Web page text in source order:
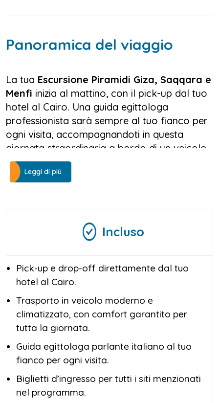
Panoramica del viaggio
La tua Escursione Piramidi Giza, Saqqara e
Menfi inizia al mattino, con il pick-up dal tuo
hotel al Cairo. Una guida egittologa
professionista sarà sempre al tuo fianco per
ogni visita, accompagnandoti in questa
giornata straordinaria a bordo di un veicolo
moderno e climatizzato per il massimo
comfort.
Micerino. Potrai scoprire i segreti della loro
costruzione, ammirare l’enigmatica Sfinge e
desideri, potrai rendere la tuaEscursione
Piramidi Gizaancora più speciale con
esperienze facoltative come l’ingresso in una
piramide o un giro panoramico in cammello.
Dopo aver respirato la magia della
Escursione Piramidi Giza, ti aspetta un
delizioso pranzo in un ristorante locale, dove
assaggerai piatti tipici della cucina egiziana.
Nel pomeriggio, il viaggio prosegue verso
Leggi di più
Incluso
Pick-up e drop-off direttamente dal tuo
hotel al Cairo.
Trasporto in veicolo moderno e
climatizzato, con comfort garantito per
tutta la giornata.
Guida egittologa parlante italiano al tuo
fianco per ogni visita.
Biglietti d’ingresso per tutti i siti menzionati
nel programma.